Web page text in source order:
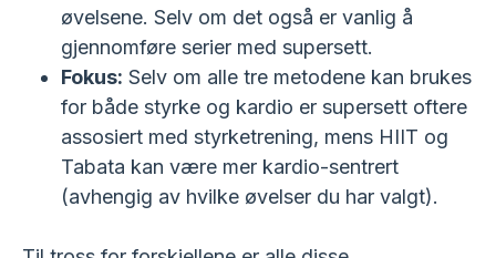
øvelsene. Selv om det også er vanlig å
gjennomføre serier med supersett.
Fokus: Selv om alle tre metodene kan brukes
for både styrke og kardio er supersett oftere
assosiert med styrketrening, mens HIIT og
Tabata kan være mer kardio-sentrert
(avhengig av hvilke øvelser du har valgt).